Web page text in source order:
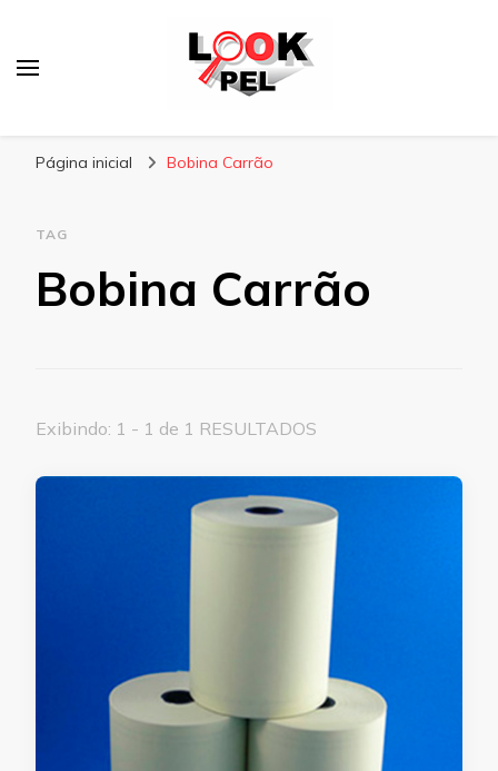
Página inicial Bobina Carrão
TAG
Bobina Carrão
Exibindo: 1 - 1 de 1 RESULTADOS